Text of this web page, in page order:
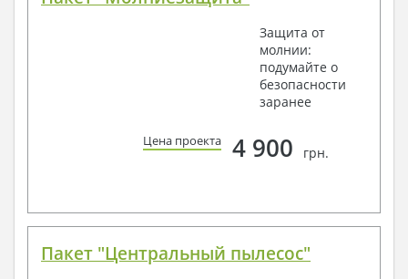
Защита от
молнии:
подумайте о
безопасности
заранее
Цена проекта 4 900 грн.
Пакет "Центральный пылесос"